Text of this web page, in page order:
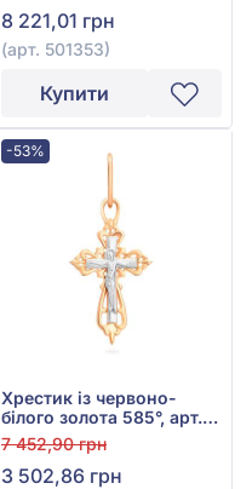
8 221,01 грн
(арт. 501353)
Купити
-53%
Хрестик із червоно-
білого золота 585°, арт.
501510
7 452,90 грн
3 502,86 грн